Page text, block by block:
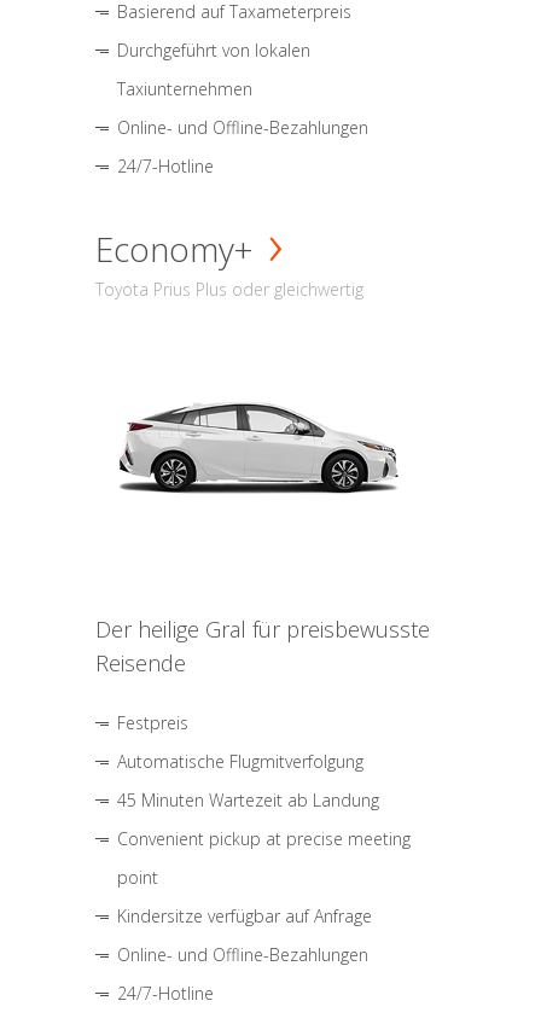
Basierend auf Taxameterpreis
Durchgeführt von lokalen
Taxiunternehmen
Online- und Offline-Bezahlungen
24/7-Hotline
Economy+
Toyota Prius Plus oder gleichwertig
Der heilige Gral für preisbewusste
Reisende
Festpreis
Automatische Flugmitverfolgung
45 Minuten Wartezeit ab Landung
Convenient pickup at precise meeting
point
Kindersitze verfügbar auf Anfrage
Online- und Offline-Bezahlungen
24/7-Hotline